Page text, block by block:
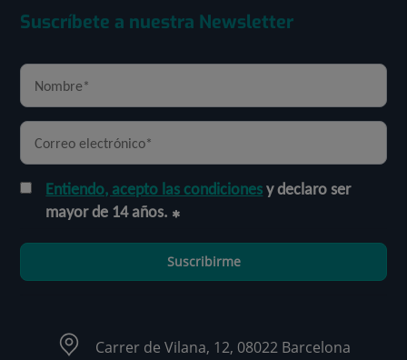
Suscríbete a nuestra Newsletter
Entiendo, acepto las condicionesy declaro ser
mayor de 14 años.
Suscribirme
Carrer de Vilana, 12, 08022 Barcelona